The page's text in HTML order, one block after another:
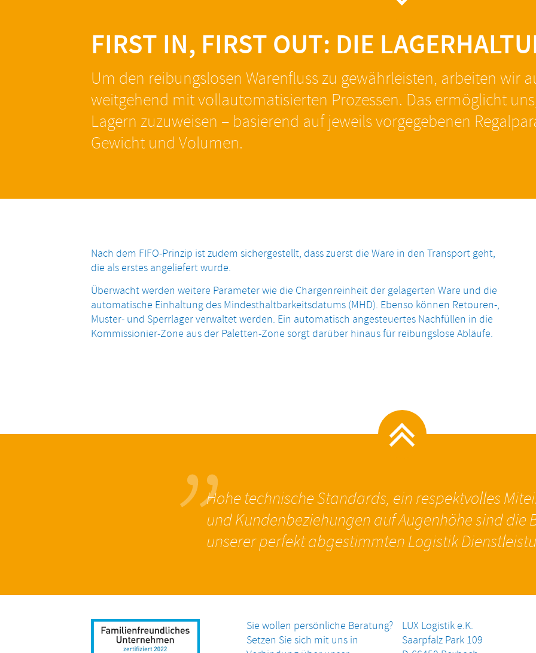
FIRST IN, FIRST OUT: DIE
Um den reibungslosen Warenfluss zu gewährleisten, arbeiten wir
weitgehend mit vollautomatisierten Prozessen. Das ermöglicht
Lagern zuzuweisen – basierend auf jeweils vorgegebenen
Gewicht und Volumen.
Nach dem FIFO-Prinzip ist zudem sichergestellt, dass zuerst die Ware in den Transport geht,
die als erstes angeliefert wurde.
Überwacht werden weitere Parameter wie die Chargenreinheit der gelagerten Ware und die
automatische Einhaltung des Mindesthaltbarkeitsdatums (MHD). Ebenso können Retouren-,
Muster- und Sperrlager verwaltet werden. Ein automatisch angesteuertes Nachfüllen in die
Kommissionier-Zone aus der Paletten-Zone sorgt darüber hinaus für reibungslose Abläufe.
Hohe technische Standards, ein respektvolles
und Kundenbeziehungen auf Augenhöhe sind die
unserer perfekt abgestimmten Logistik
„
Sie wollen persönliche Beratung?
Setzen Sie sich mit uns in
LUX Logistik e.K.
Saarpfalz Park 109